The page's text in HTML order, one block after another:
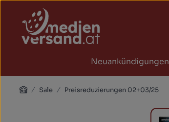
Zum Hauptinhalt springen
Zur Suche springen
Zur Hauptnavigation springen
Neuankündigungen
HomeSale Preisreduzierungen 02+03/25
Bildergalerie überspringen